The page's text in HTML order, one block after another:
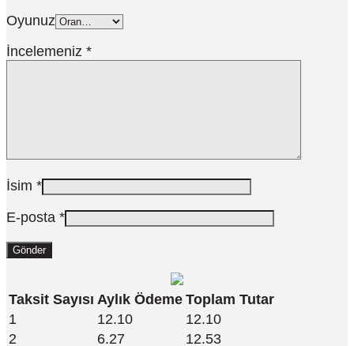
Oyunuz
İncelemeniz *
İsim *
E-posta *
Taksit Sayısı Aylık Ödeme Toplam Tutar
1
12.10
12.10
2
6.27
12.53